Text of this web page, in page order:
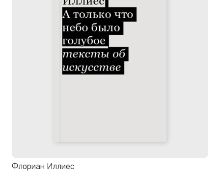
Флориан Иллиес